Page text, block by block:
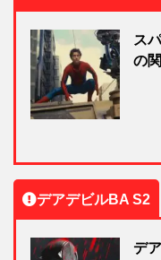
ス
の
デアデビルBA S2
デ